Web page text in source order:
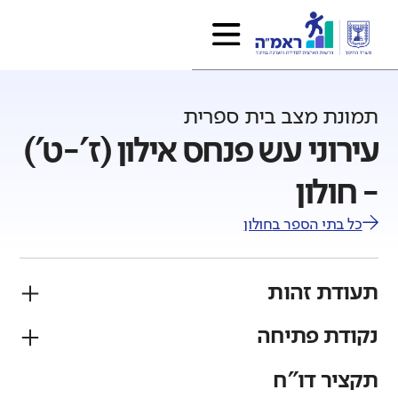
תמונת מצב בית ספרית
עירוני עש פנחס אילון (ז'-ט')
- חולון
כל בתי הספר בחולון
תעודת זהות
פיקוח
נקודת פתיחה
תקציר דו"ח